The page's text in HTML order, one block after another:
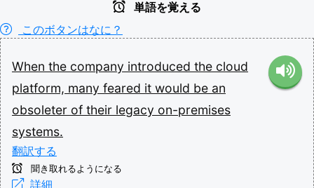
単語を覚える
このボタンはなに？
When the company introduced the cloud
platform, many feared it would be an
obsoleter of their legacy on-premises
systems.
翻訳する
聞き取れるようになる
詳細